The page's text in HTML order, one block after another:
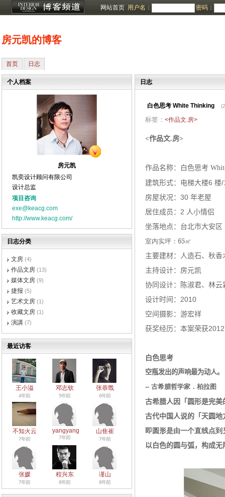
网站首页 用户名： 密码：
房元凯的博客
首页 日志
个人档案
房元凯
凯奕设计顾问有限公司
设计总监
项目咨询
exe@keacg.com
http://www.keacg.com/
日志分类
文房 (4)
作品文房 (13)
媒体文房 (9)
捷报 (5)
艺术文房 (1)
收藏文房 (1)
演講 (7)
最近访客
王小溢
4年前
邓志钦
5年前
张恭戬
6年前
不知火云
7年前
yangyang
7年前
山隹崔
7年前
张媛
7年前
程兴东
8年前
谨山
8年前
日志
白色思考 White Thinking
标签： <作品文.房>
<作品文. 房>
作品名称： 白色思考
建筑形式： 电梯大楼6 楼/
房屋状况： 30 年老屋
居住成员： 2 人小情侣
坐落地点： 台北市大安区
室内实坪：65㎡
主要建材：
人造石、秋
主持设计： 房元凯
协同设计：
陈淑君、林云
设计时间： 2010
空间摄影： 游宏祥
获奖经历： 本案荣获
白色思考
空瓶发出的声响最为动人。
-- 古希腊哲学家．柏拉图
古希腊人因「圆形是完
古代中国人说的「天圆
即圆形是由一个直线点
以白色的圆与弧，构成